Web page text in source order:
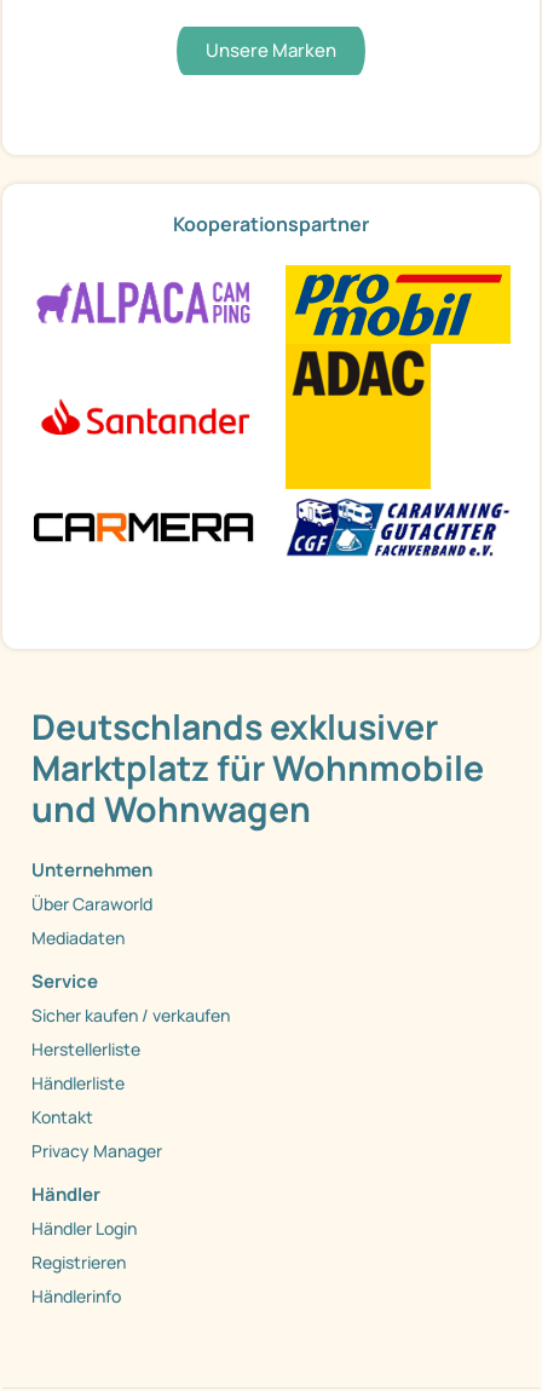
Unsere Marken
Kooperationspartner
Deutschlands exklusiver
Marktplatz für Wohnmobile
und Wohnwagen
Unternehmen
Über Caraworld
Mediadaten
Service
Sicher kaufen / verkaufen
Herstellerliste
Händlerliste
Kontakt
Privacy Manager
Händler
Händler Login
Registrieren
Händlerinfo